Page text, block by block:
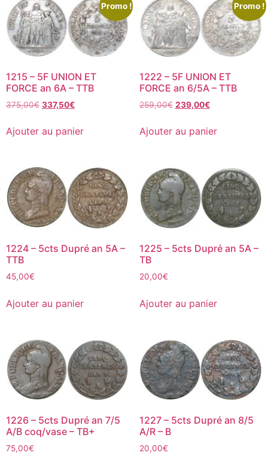
Promo !
1215 – 5F UNION ET
FORCE an 6A – TTB
375,00€ 337,50€
Ajouter au panier
Promo !
1222 – 5F UNION ET
FORCE an 6/5A – TTB
259,00€ 239,00€
Ajouter au panier
1224 – 5cts Dupré an 5A –
TTB
45,00€
Ajouter au panier
1225 – 5cts Dupré an 5A –
TB
20,00€
Ajouter au panier
1226 – 5cts Dupré an 7/5
A/B coq/vase – TB+
75,00€
1227 – 5cts Dupré an 8/5
A/R – B
20,00€